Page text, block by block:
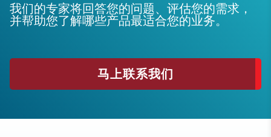
我们的专家将回答您的问题、评估您的需求，
并帮助您了解哪些产品最适合您的业务。
马上联系我们